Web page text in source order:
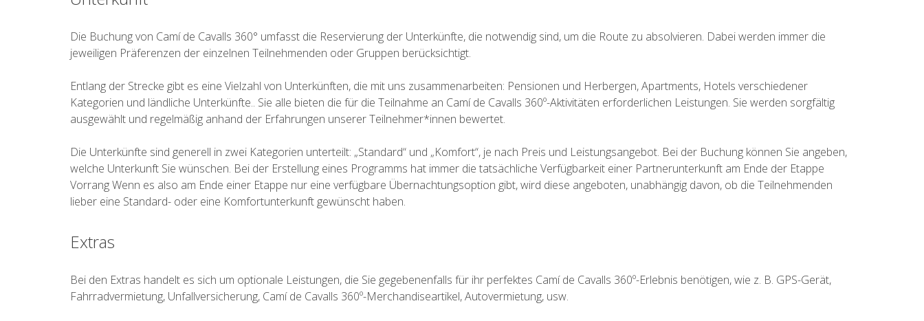
Die Buchung von Camí de Cavalls 360° umfasst die Reservierung der Unterkünfte, die notwendig sind, um die Route zu absolvieren. Dabei werden immer die
jeweiligen Präferenzen der einzelnen Teilnehmenden oder Gruppen berücksichtigt.
Entlang der Strecke gibt es eine Vielzahl von Unterkünften, die mit uns zusammenarbeiten: Pensionen und Herbergen, Apartments, Hotels verschiedener
Kategorien und ländliche Unterkünfte.. Sie alle bieten die für die Teilnahme an Camí de Cavalls 360º-Aktivitäten erforderlichen Leistungen. Sie werden sorgfältig
ausgewählt und regelmäßig anhand der Erfahrungen unserer Teilnehmer*innen bewertet.
Die Unterkünfte sind generell in zwei Kategorien unterteilt: „Standard“ und „Komfort“, je nach Preis und Leistungsangebot. Bei der Buchung können Sie angeben,
welche Unterkunft Sie wünschen. Bei der Erstellung eines Programms hat immer die tatsächliche Verfügbarkeit einer Partnerunterkunft am Ende der Etappe
Vorrang Wenn es also am Ende einer Etappe nur eine verfügbare Übernachtungsoption gibt, wird diese angeboten, unabhängig davon, ob die Teilnehmenden
lieber eine Standard- oder eine Komfortunterkunft gewünscht haben.
Extras
Bei den Extras handelt es sich um optionale Leistungen, die Sie gegebenenfalls für ihr perfektes Camí de Cavalls 360º-Erlebnis benötigen, wie z. B. GPS-Gerät,
Fahrradvermietung, Unfallversicherung, Camí de Cavalls 360º-Merchandiseartikel, Autovermietung, usw.